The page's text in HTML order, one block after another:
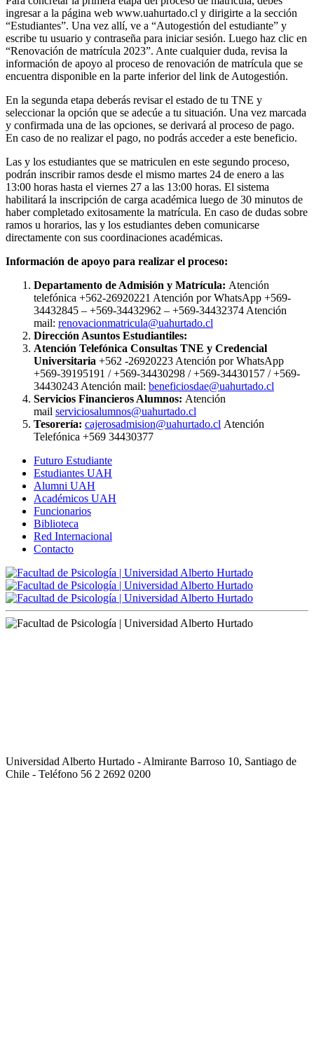
ingresar a la página web www.uahurtado.cl y dirigirte a la sección
“Estudiantes”. Una vez allí, ve a “Autogestión del estudiante” y
escribe tu usuario y contraseña para iniciar sesión. Luego haz clic en
“Renovación de matrícula 2023”. Ante cualquier duda, revisa la
información de apoyo al proceso de renovación de matrícula que se
encuentra disponible en la parte inferior del link de Autogestión.
En la segunda etapa deberás revisar el estado de tu TNE y
seleccionar la opción que se adecúe a tu situación. Una vez marcada
y confirmada una de las opciones, se derivará al proceso de pago.
En caso de no realizar el pago, no podrás acceder a este beneficio.
Las y los estudiantes que se matriculen en este segundo proceso,
podrán inscribir ramos desde el mismo martes 24 de enero a las
13:00 horas hasta el viernes 27 a las 13:00 horas. El sistema
habilitará la inscripción de carga académica luego de 30 minutos de
haber completado exitosamente la matrícula. En caso de dudas sobre
ramos u horarios, las y los estudiantes deben comunicarse
directamente con sus coordinaciones académicas.
Información de apoyo para realizar el proceso:
Departamento de Admisión y Matrícula: Atención
telefónica +562-26920221 Atención por WhatsApp +569-
34432845 – +569-34432962 – +569-34432374 Atención
mail: renovacionmatricula@uahurtado.cl
Dirección Asuntos Estudiantiles:
Atención Telefónica Consultas TNE y Credencial
Universitaria +562 -26920223 Atención por WhatsApp
+569-39195191 / +569-34430298 / +569-34430157 / +569-
34430243 Atención mail: beneficiosdae@uahurtado.cl
Servicios Financieros Alumnos: Atención
mail serviciosalumnos@uahurtado.cl
Tesorería: cajerosadmision@uahurtado.cl Atención
Telefónica +569 34430377
Futuro Estudiante
Estudiantes UAH
Alumni UAH
Académicos UAH
Funcionarios
Biblioteca
Red Internacional
Contacto
Universidad Alberto Hurtado - Almirante Barroso 10, Santiago de
Chile - Teléfono 56 2 2692 0200